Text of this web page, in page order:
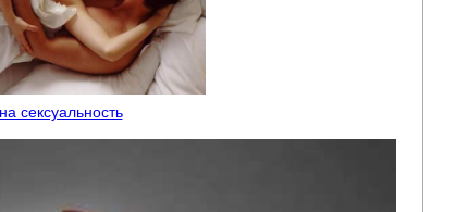
сексуальность